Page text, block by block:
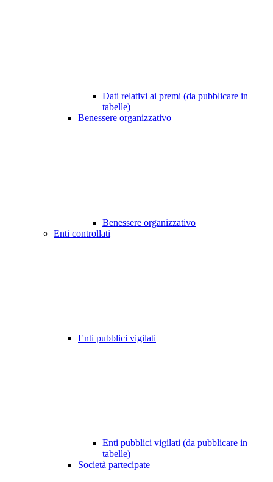
Dati relativi ai premi (da pubblicare in
tabelle)
Benessere organizzativo
Benessere organizzativo
Enti controllati
Enti pubblici vigilati
Enti pubblici vigilati (da pubblicare in
tabelle)
Società partecipate